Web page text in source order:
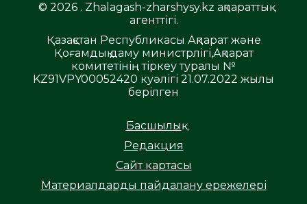
© 2026 . Zhalagash-zharshysy.kz ақпараттық
агенттігі.
Қазақстан Республикасы Ақпарат және
Қоғамдық даму министрлігі,Ақпарат
комитетінің тіркеу туралы №
KZ91VPY00052420 куәлігі 21.07.2022 жылы
берілген
Басшылық
Редакция
Сайт картасы
Материалдарды пайдалану ережелері